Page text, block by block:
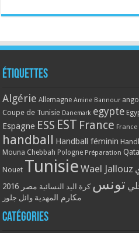
Étiquettes
Algérie Allemagne Amine Bannour
Coupe de Tunisie Danemark egypte
Espagne ESS EST France France
handball Handball féminin
Mouna Chebbah Pologne Préparation
Nouet Tunisie Wael Jallouz
تونس كرة اليد النسائية مصر 2016
مكارم المهدية وائل جلوز
Catégories